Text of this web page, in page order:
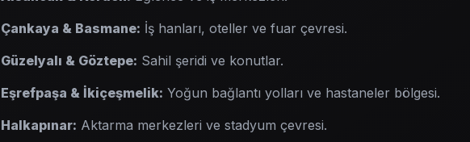
Çankaya & Basmane: İş hanları, oteller ve fuar çevresi.
Güzelyalı & Göztepe: Sahil şeridi ve konutlar.
Eşrefpaşa & İkiçeşmelik: Yoğun bağlantı yolları ve hastaneler bölgesi.
Halkapınar: Aktarma merkezleri ve stadyum çevresi.